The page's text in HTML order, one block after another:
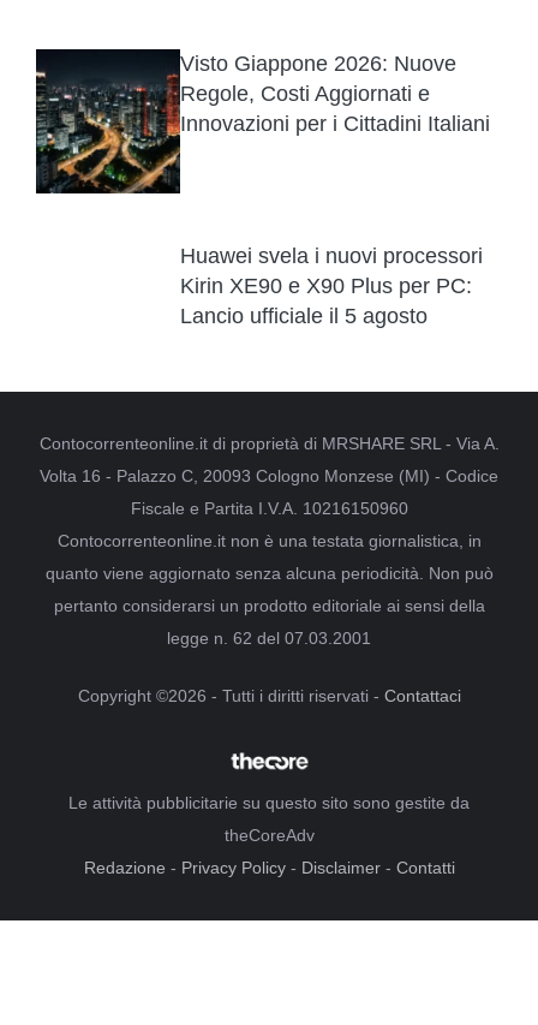
Visto Giappone 2026: Nuove
Regole, Costi Aggiornati e
Innovazioni per i Cittadini Italiani
Huawei svela i nuovi processori
Kirin XE90 e X90 Plus per PC:
Lancio ufficiale il 5 agosto
Contocorrenteonline.it di proprietà di MRSHARE SRL - Via A.
Volta 16 - Palazzo C, 20093 Cologno Monzese (MI) - Codice
Fiscale e Partita I.V.A. 10216150960
Contocorrenteonline.it non è una testata giornalistica, in
quanto viene aggiornato senza alcuna periodicità. Non può
pertanto considerarsi un prodotto editoriale ai sensi della
legge n. 62 del 07.03.2001
Copyright ©2026 - Tutti i diritti riservati - Contattaci
Le attività pubblicitarie su questo sito sono gestite da
theCoreAdv
Redazione - Privacy Policy- Disclaimer- Contatti